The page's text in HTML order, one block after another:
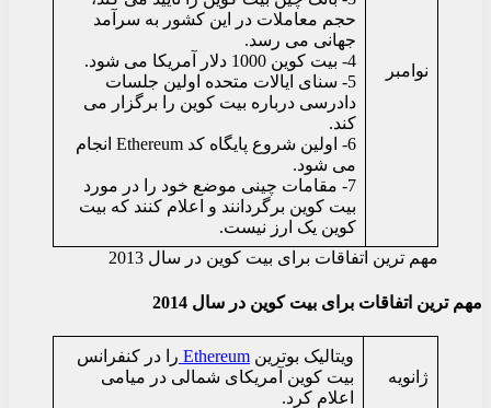
نوامبر
حجم معاملات در این کشور به سرآمد
جهانی می رسد.
4- بیت کوین 1000 دلار آمریکا می شود.
5- سنای ایالات متحده اولین جلسات
دادرسی درباره بیت کوین را برگزار می
کند.
6- اولین شروع پایگاه کد Ethereum انجام
می شود.
7- مقامات چینی موضع خود را در مورد
بیت کوین برگردانند و اعلام کنند که بیت
کوین یک ارز نیست.
مهم ترین اتفاقات برای بیت کوین در سال 2013
مهم ترین اتفاقات برای بیت کوین در سال 2014
ژانویه
ویتالیک بوترین Ethereum را در کنفرانس
بیت کوین آمریکای شمالی در میامی
اعلام کرد.